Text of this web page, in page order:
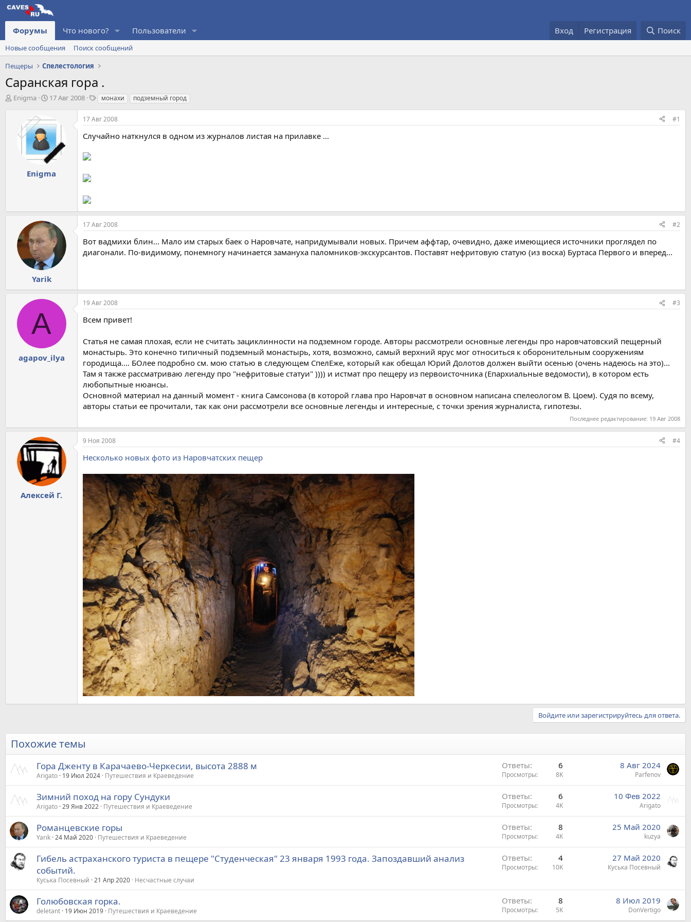
Форумы Что нового? Пользователи Вход Регистрация Поиск
Новые сообщения
Поиск сообщений
Пещеры
Спелестология
Саранская гора .
А
Enigma
Д
а
н
а
ч
а
л
17 Авг 2008
Т
г
и
монахи подземный город
Enigma
17 Авг 2008 #1
Случайно наткнулся в одном из журналов листая на прилавке ...
Yarik
17 Авг 2008 #2
Вот вадмихи блин... Мало им старых баек о Наровчате, напридумывали новых. Причем аффтар, очевидно, даже имеющиеся источники проглядел по
диагонали. По-видимому, понемногу начинается замануха паломников-экскурсантов. Поставят нефритовую статую (из воска) Буртаса Первого и вперед...
A
agapov_ilya
19 Авг 2008 #3
Всем привет!
Статья не самая плохая, если не считать зациклинности на подземном городе. Авторы рассмотрели основные легенды про наровчатовский пещерный
монастырь. Это конечно типичный подземный монастырь, хотя, возможно, самый верхний ярус мог относиться к оборонительным сооружениям
городища.... БОлее подробно см. мою статью в следующем СпелЕже, который как обещал Юрий Долотов должен выйти осенью (очень надеюсь на это)...
Там я также рассматриваю легенду про "нефритовые статуи" )))) и истмат про пещеру из первоисточника (Епархиальные ведомости), в котором есть
любопытные нюансы.
Основной материал на данный момент - книга Самсонова (в которой глава про Наровчат в основном написана спелеологом В. Цоем). Судя по всему,
авторы статьи ее прочитали, так как они рассмотрели все основные легенды и интересные, с точки зрения журналиста, гипотезы.
Последнее редактирование: 19 Авг 2008
Алексей Г.
9 Ноя 2008 #4
Несколько новых фото из Наровчатских пещер
Войдите или зарегистрируйтесь для ответа.
Похожие темы
Гора Дженту в Карачаево‑Черкесии, высота 2888 м
Arigato 19 Июл 2024 Путешествия и Краеведение
Ответы 6
Просмотры 8K
8 Авг 2024
Parfenov
Зимний поход на гору Сундуки
Arigato 29 Янв 2022 Путешествия и Краеведение
Ответы 6
Просмотры 4K
10 Фев 2022
Arigato
Романцевские горы
Yarik 24 Май 2020 Путешествия и Краеведение
Ответы 8
Просмотры 4K
25 Май 2020
kuzya
Гибель астраханского туриста в пещере "Студенческая" 23 января 1993 года. Запоздавший анализ
событий.
Куська Посевный 21 Апр 2020 Несчастные случаи
Ответы 4
Просмотры 10K
27 Май 2020
Куська Посевный
Голюбовская горка.
deletant 19 Июн 2019 Путешествия и Краеведение
Ответы 8
Просмотры 5K
8 Июл 2019
DonVertigo